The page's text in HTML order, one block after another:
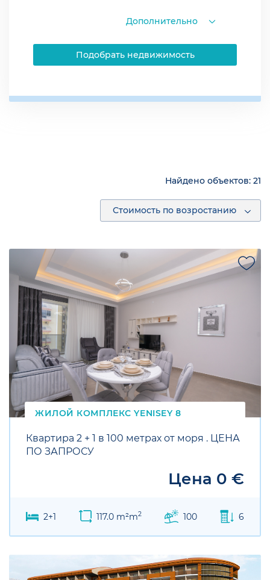
Дополнительно
Подобрать недвижимость
В РАССРОЧКУ
ГРАЖДАНСТВО ТУРЦИИ
Найдено объектов: 21
Стоимость по возростанию
ЖИЛОЙ КОМПЛЕКС YENISEY 8
SALE
Квартира 2 + 1 в 100 метрах от моря . ЦЕНА
ПО ЗАПРОСУ
Цена 0 €
2+1 117.0 m²m2 100 6